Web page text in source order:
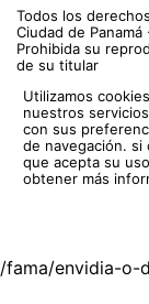
Todos los
Ciudad de Panamá
Prohibida su
de su titular
Utilizamos
nuestros
con sus
de navegación. si
que acepta su
obtener más
/fama/envidia-o-